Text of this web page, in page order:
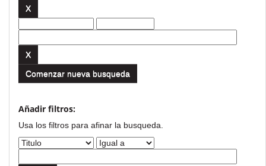
Comenzar nueva busqueda
Añadir filtros:
Usa los filtros para afinar la busqueda.